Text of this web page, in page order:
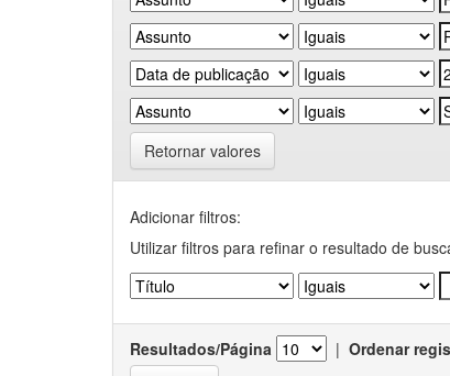
Retornar valores
Adicionar filtros:
Utilizar filtros para refinar o resultado de
Resultados/Página | Ordenar